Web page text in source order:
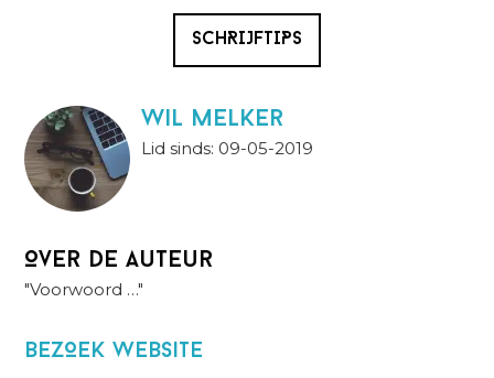
SCHRIJFTIPS
wil melker
Lid sinds: 09-05-2019
Over de auteur
"Voorwoord …"
BezOek website